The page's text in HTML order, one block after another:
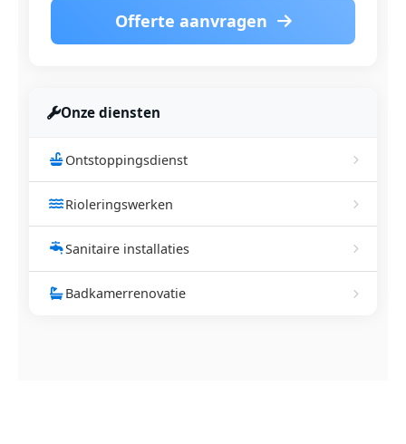
Offerte aanvragen
Onze diensten
Ontstoppingsdienst
Rioleringswerken
Sanitaire installaties
Badkamerrenovatie